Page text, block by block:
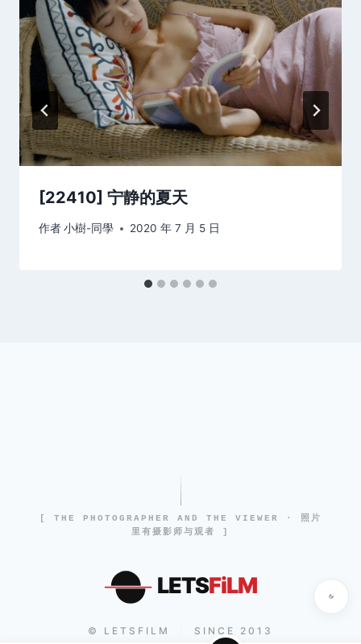
[22410] 宁静的夏天
作者小樹-同學 2020 年 7 月 5 日
[ THE PHOTOGRAPHER AND THE VIEWER · 照片
里有摄影师与观者 ]
LETSFiLM
© LETSFILM SINCE 2013